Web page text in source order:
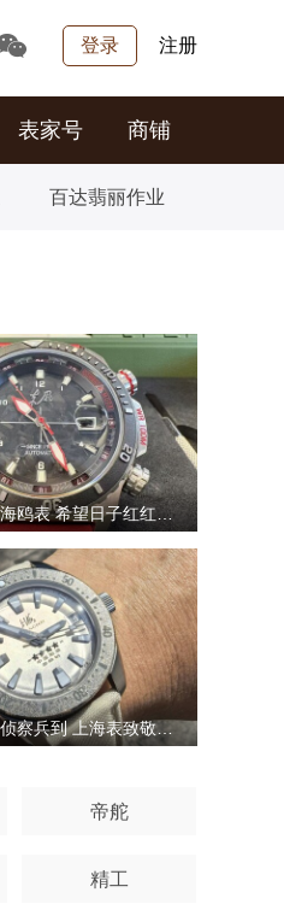
登录 注册
表家号 商铺
百达翡丽作业
开箱一只海鸥表 希望日子红红火火
报告将军侦察兵到 上海表致敬将军
帝舵
精工